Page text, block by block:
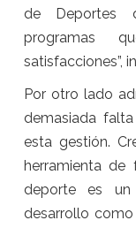
de Deportes
programas
satisfacciones”,
Por otro lado
demasiada
esta gestión.
herramienta
deporte es
desarrollo